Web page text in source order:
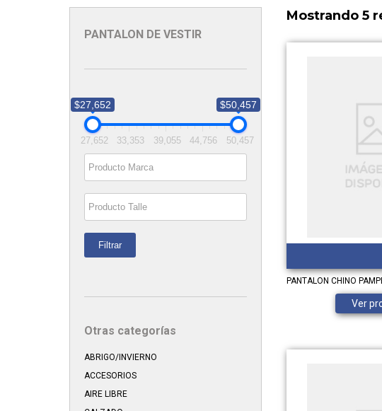
PANTALON DE VESTIR
$27,652 $50,457
27,652 33,353 39,055 44,756 50,457
Filtrar
Otras categorías
ABRIGO/INVIERNO
ACCESORIOS
AIRE LIBRE
Mostrando 5
PANTALON CHINO
Ver